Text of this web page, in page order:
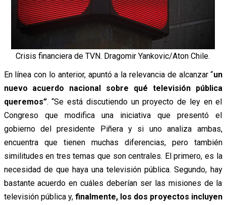
Crisis financiera de TVN. Dragomir Yankovic/Aton Chile.
En línea con lo anterior, apuntó a la relevancia de alcanzar “un
nuevo acuerdo nacional sobre qué televisión pública
queremos”. “Se está discutiendo un proyecto de ley en el
Congreso que modifica una iniciativa que presentó el
gobierno del presidente Piñera y si uno analiza ambas,
encuentra que tienen muchas diferencias, pero también
similitudes en tres temas que son centrales. El primero, es la
necesidad de que haya una televisión pública. Segundo, hay
bastante acuerdo en cuáles deberían ser las misiones de la
televisión pública y,finalmente, los dos proyectos incluyen